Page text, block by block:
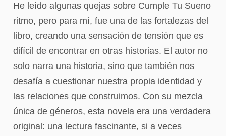
He leído algunas quejas sobre Cumple Tu Sueno
ritmo, pero para mí, fue una de las fortalezas del
libro, creando una sensación de tensión que es
difícil de encontrar en otras historias. El autor no
solo narra una historia, sino que también nos
desafía a cuestionar nuestra propia identidad y
las relaciones que construimos. Con su mezcla
única de géneros, esta novela era una verdadera
original: una lectura fascinante, si a veces